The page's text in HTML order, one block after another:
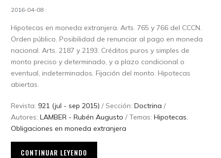
2016-04-08
Hipotecas en moneda extranjera. Arts. 765 y 766 del CCCN.
Orden público. Posibilidad de renunciar al pago en moneda
nacional. Arts. 2187 y 2193. Créditos puros y simples de
monto preciso y determinado, y a plazo condicional o
eventual, indeterminados. Fijación del monto. Hipotecas
abiertas.
Revista: 921 (jul - sep 2015) / Sección:Doctrina /
Autores:LAMBER - Rubén Augusto / Temas:Hipotecas,
Obligaciones en moneda extranjera
CONTINUAR LEYENDO